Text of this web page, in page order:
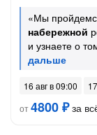
«Мы
набережной
и узнаете о
16 авг в 09:00
от4800 ₽за